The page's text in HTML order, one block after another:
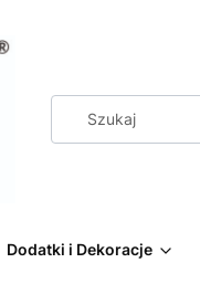
Dodatki i Dekoracje